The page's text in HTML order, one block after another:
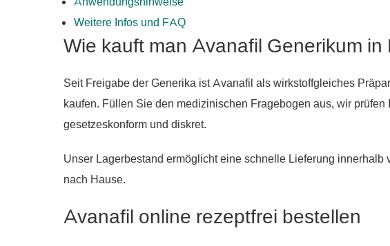
Weitere Infos und FAQ
Wie kauft man Avanafil Generikum
Seit Freigabe der Generika ist Avanafil als wirkstoffgleiches
kaufen. Füllen Sie den medizinischen Fragebogen aus, wir
gesetzeskonform und diskret.
Unser Lagerbestand ermöglicht eine schnelle Lieferung
nach Hause.
Avanafil online rezeptfrei bestellen